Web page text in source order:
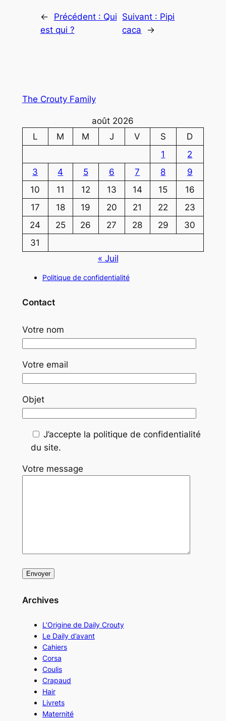
← Précédent : Qui
est qui ?
Suivant : Pipi
caca
→
The Crouty Family
août 2026
L
M M J V S
D
1
2
3
4 5 6 7 8
9
10
11 12 13 14 15
16
17
18 19 20 21 22
23
24
25 26 27 28 29
30
31
« Juil
Politique de confidentialité
Contact
Votre nom
Votre email
Objet
J’accepte la politique de confidentialité
du site.
Votre message
Archives
L’Origine de Daily Crouty
Le Daily d’avant
Cahiers
Corsa
Coulis
Crapaud
Hair
Livrets
Maternité